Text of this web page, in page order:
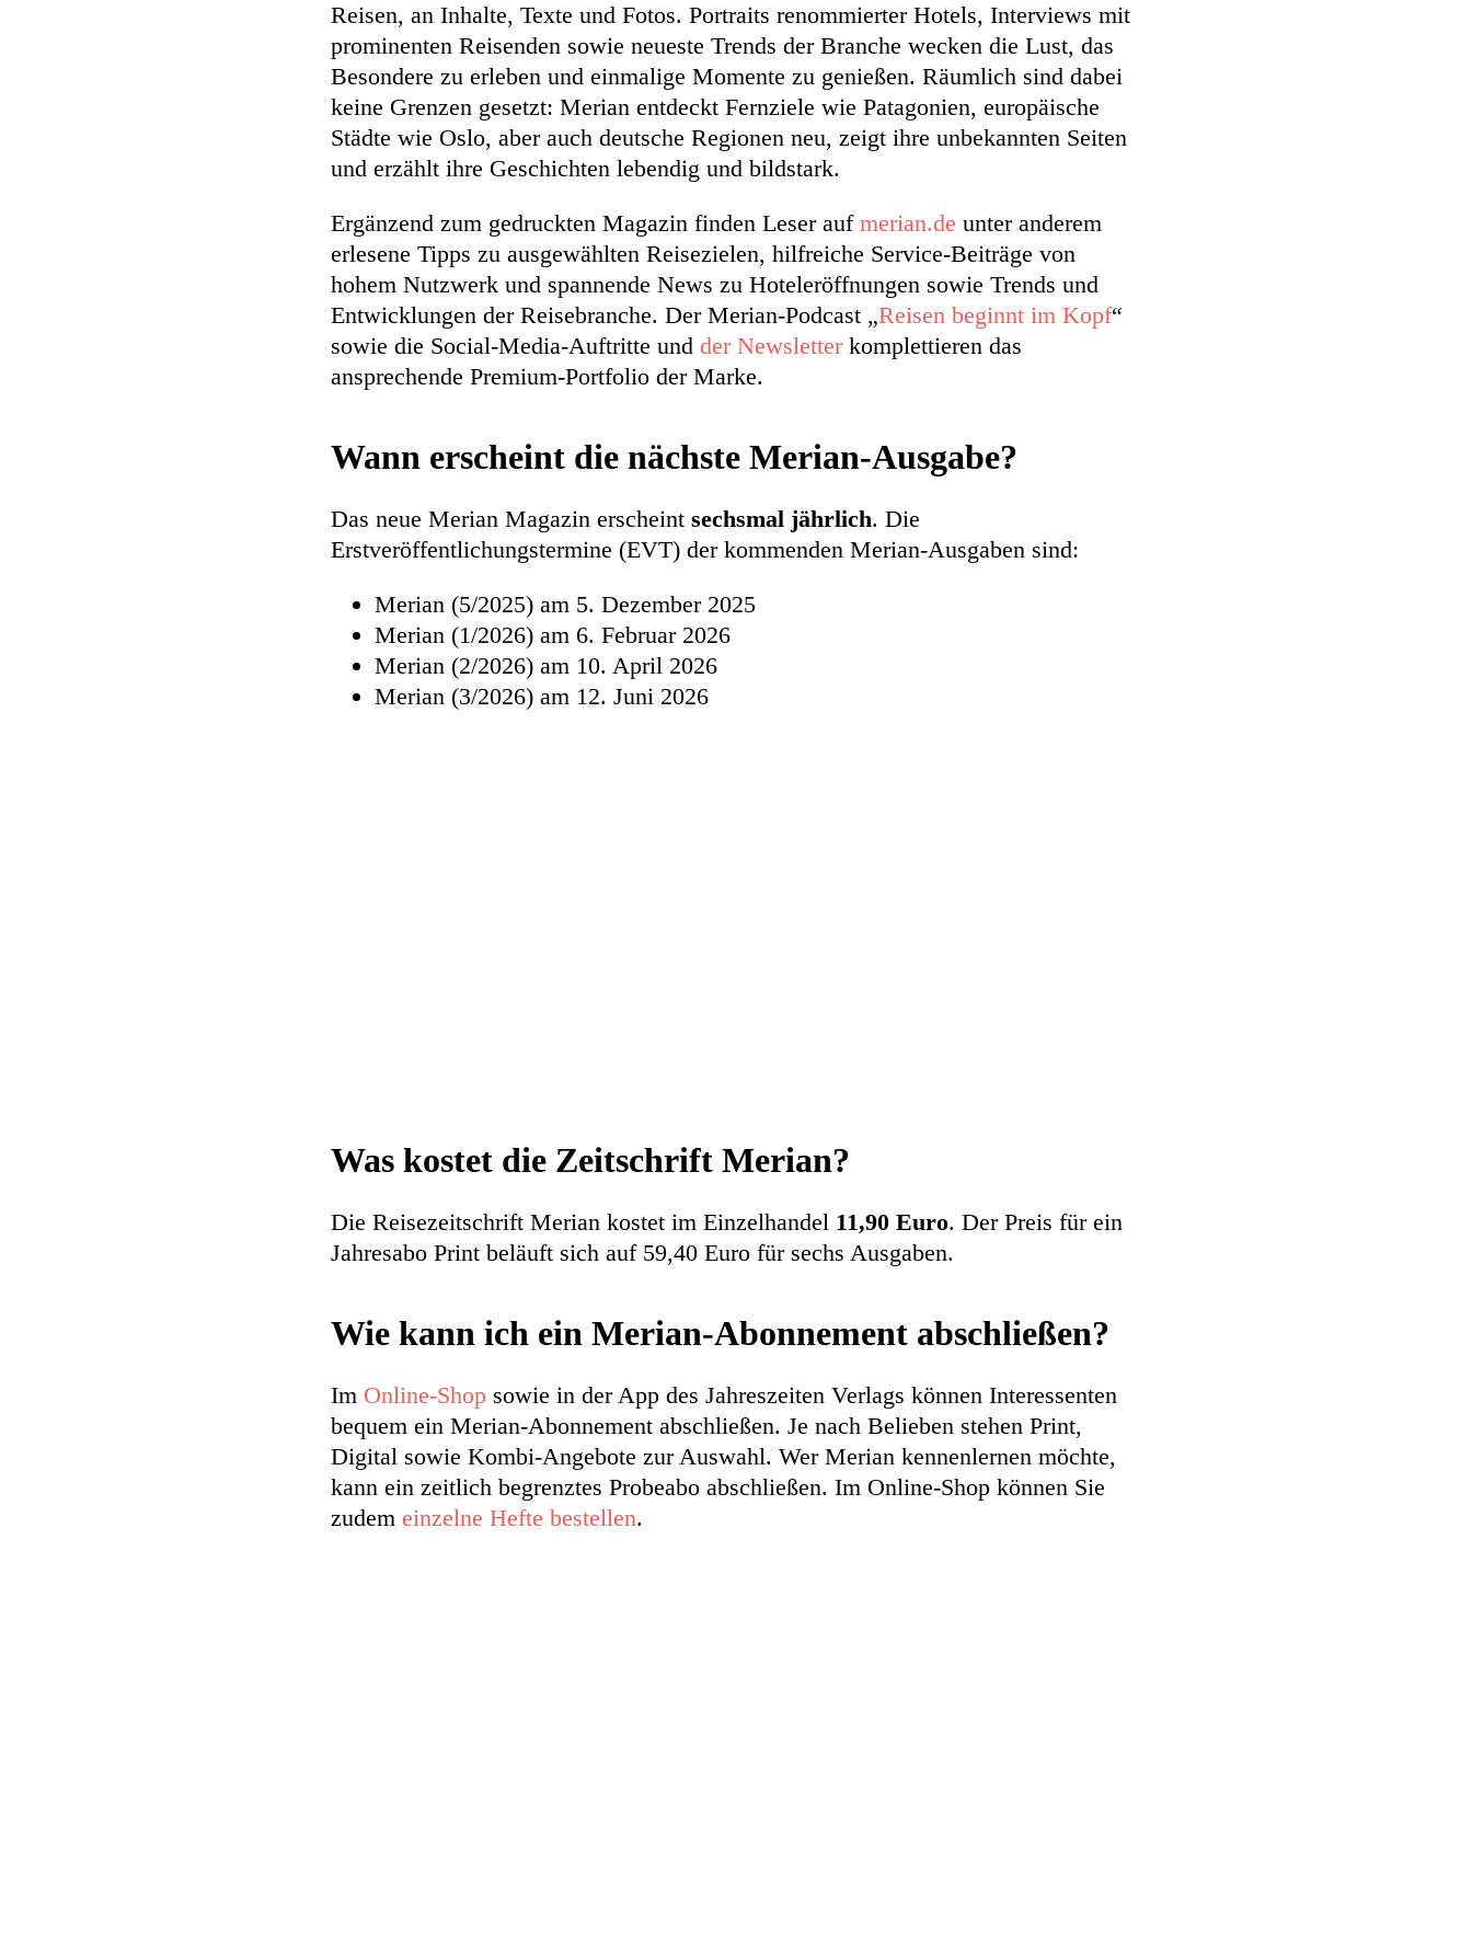
Reisen, an Inhalte, Texte und Fotos. Portraits renommierter Hotels, Interviews mit
prominenten Reisenden sowie neueste Trends der Branche wecken die Lust, das
Besondere zu erleben und einmalige Momente zu genießen. Räumlich sind dabei
keine Grenzen gesetzt: Merian entdeckt Fernziele wie Patagonien, europäische
Städte wie Oslo, aber auch deutsche Regionen neu, zeigt ihre unbekannten Seiten
und erzählt ihre Geschichten lebendig und bildstark.
Ergänzend zum gedruckten Magazin finden Leser auf merian.de unter anderem
erlesene Tipps zu ausgewählten Reisezielen, hilfreiche Service-Beiträge von
hohem Nutzwerk und spannende News zu Hoteleröffnungen sowie Trends und
Entwicklungen der Reisebranche. Der Merian-Podcast „Reisen beginnt im Kopf“
sowie die Social-Media-Auftritte und der Newsletterkomplettieren das
ansprechende Premium-Portfolio der Marke.
Wann erscheint die nächste Merian-Ausgabe?
Das neue Merian Magazin erscheint sechsmal jährlich. Die
Erstveröffentlichungstermine (EVT) der kommenden Merian-Ausgaben sind:
Merian (5/2025) am 5. Dezember 2025
Merian (1/2026) am 6. Februar 2026
Merian (2/2026) am 10. April 2026
Merian (3/2026) am 12. Juni 2026
Was kostet die Zeitschrift Merian?
Die Reisezeitschrift Merian kostet im Einzelhandel 11,90 Euro. Der Preis für ein
Jahresabo Print beläuft sich auf 59,40 Euro für sechs Ausgaben.
Wie kann ich ein Merian-Abonnement abschließen?
Im Online-Shop sowie in der App des Jahreszeiten Verlags können Interessenten
bequem ein Merian-Abonnement abschließen. Je nach Belieben stehen Print,
Digital sowie Kombi-Angebote zur Auswahl. Wer Merian kennenlernen möchte,
kann ein zeitlich begrenztes Probeabo abschließen. Im Online-Shop können Sie
zudem einzelne Hefte bestellen.